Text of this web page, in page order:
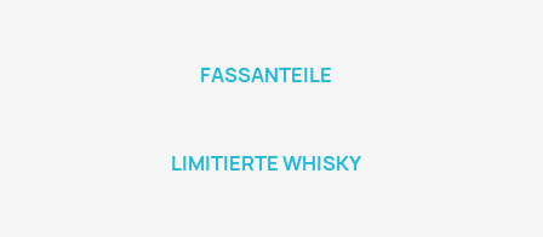
FASSANTEILE
LIMITIERTE WHISKY